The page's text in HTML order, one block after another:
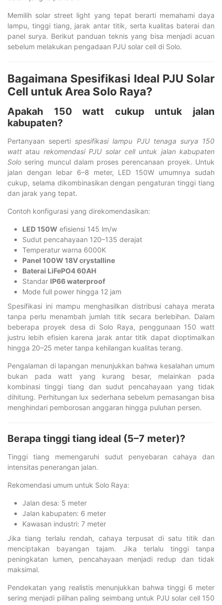
Memilih solar street light yang tepat berarti memahami daya
lampu, tinggi tiang, jarak antar titik, serta kualitas baterai dan
panel surya. Berikut panduan teknis yang bisa menjadi acuan
sebelum melakukan pengadaan PJU solar cell di Solo.
Bagaimana Spesifikasi Ideal PJU Solar
Cell untuk Area Solo Raya?
Apakah 150 watt cukup untuk jalan
kabupaten?
Pertanyaan sepertispesifikasi lampu PJU tenaga surya 150
watt atau rekomendasi PJU solar cell untuk jalan kabupaten
Solo sering muncul dalam proses perencanaan proyek. Untuk
jalan dengan lebar 6–8 meter, LED 150W umumnya sudah
cukup, selama dikombinasikan dengan pengaturan tinggi tiang
dan jarak yang tepat.
Contoh konfigurasi yang direkomendasikan:
LED 150W efisiensi 145 lm/w
Sudut pencahayaan 120–135 derajat
Temperatur warna 6000K
Panel 100W 18V crystalline
Baterai LiFePO4 60AH
Standar IP66 waterproof
Mode full power hingga 12 jam
Spesifikasi ini mampu menghasilkan distribusi cahaya merata
tanpa perlu menambah jumlah titik secara berlebihan. Dalam
beberapa proyek desa di Solo Raya, penggunaan 150 watt
justru lebih efisien karena jarak antar titik dapat dioptimalkan
hingga 20–25 meter tanpa kehilangan kualitas terang.
Pengalaman di lapangan menunjukkan bahwa kesalahan umum
bukan pada watt yang kurang besar, melainkan pada
kombinasi tinggi tiang dan sudut pencahayaan yang tidak
dihitung. Perhitungan lux sederhana sebelum pemasangan bisa
menghindari pemborosan anggaran hingga puluhan persen.
Berapa tinggi tiang ideal (5–7 meter)?
Tinggi tiang memengaruhi sudut penyebaran cahaya dan
intensitas penerangan jalan.
Rekomendasi umum untuk Solo Raya:
Jalan desa: 5 meter
Jalan kabupaten: 6 meter
Kawasan industri: 7 meter
Jika tiang terlalu rendah, cahaya terpusat di satu titik dan
menciptakan bayangan tajam. Jika terlalu tinggi tanpa
peningkatan lumen, pencahayaan menjadi redup dan tidak
maksimal.
Pendekatan yang realistis menunjukkan bahwa tinggi 6 meter
sering menjadi pilihan paling seimbang untuk PJU solar cell 150